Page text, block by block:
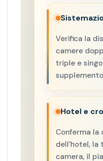
Verifica la
camere
triple e
Hotel e
Conferma la
dell'hotel, la
camera, il